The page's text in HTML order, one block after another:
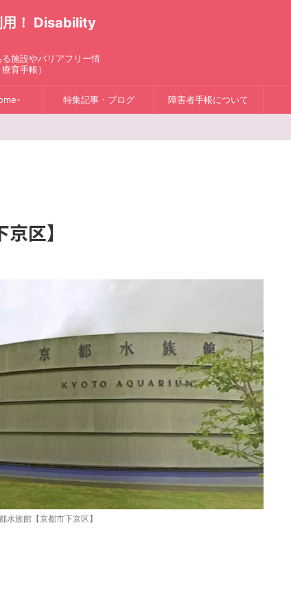
用！ Disability
施設やバリアフリー情
育手帳）
特集記事・ブログ 障害者手帳について
区】
水族館【京都市下京区】